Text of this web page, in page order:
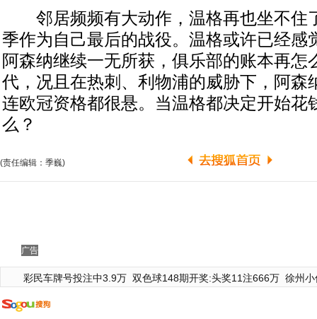
邻居频频有大动作，温格再也坐不住
季作为自己最后的战役。温格或许已经感
阿森纳继续一无所获，俱乐部的账本再怎
代，况且在热刺、利物浦的威胁下，阿森
连欧冠资格都很悬。当温格都决定开始花
么？
(责任编辑：季巍)
广告
彩民车牌号投注中3.9万 双色球148期开奖:头奖11注666万 徐州